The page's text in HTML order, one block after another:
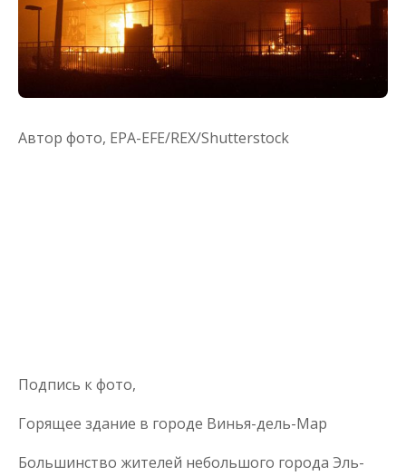
Автор фото, EPA-EFE/REX/Shutterstock
Подпись к фото,
Горящее здание в городе Винья-дель-Мар
Большинство жителей небольшого города Эль-